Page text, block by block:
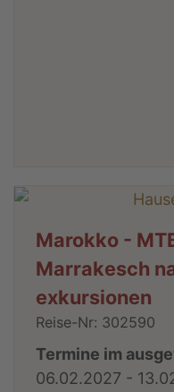
Marokko -
Marrakesch
exkursionen
Reise-Nr: 302590
Termine im
06.02.2027 -